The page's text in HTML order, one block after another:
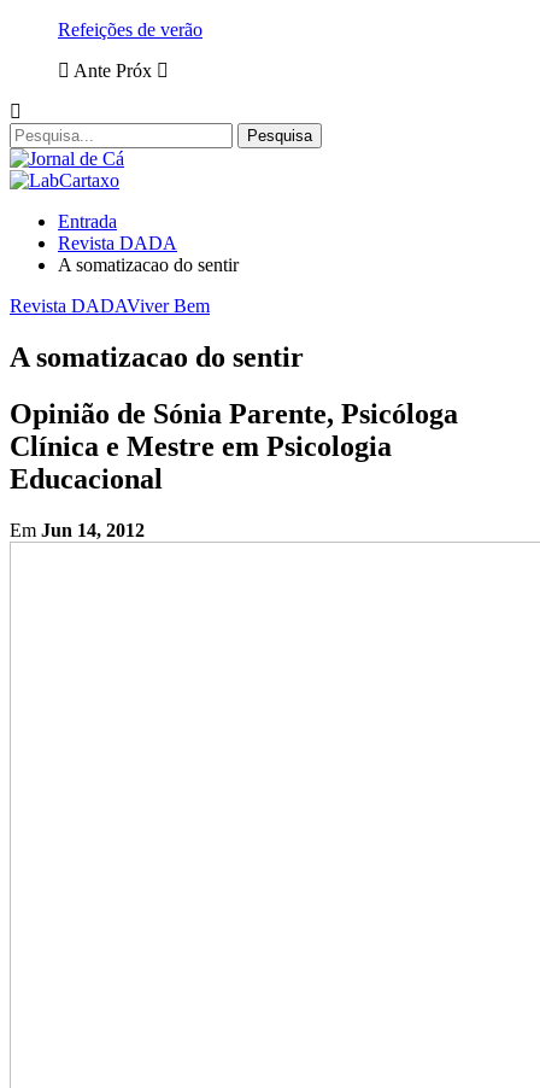
Refeições de verão
Ante Próx
Entrada
Revista DADA
A somatizacao do sentir
Revista DADAViver Bem
A somatizacao do sentir
Opinião de Sónia Parente, Psicóloga
Clínica e Mestre em Psicologia
Educacional
Em Jun 14, 2012